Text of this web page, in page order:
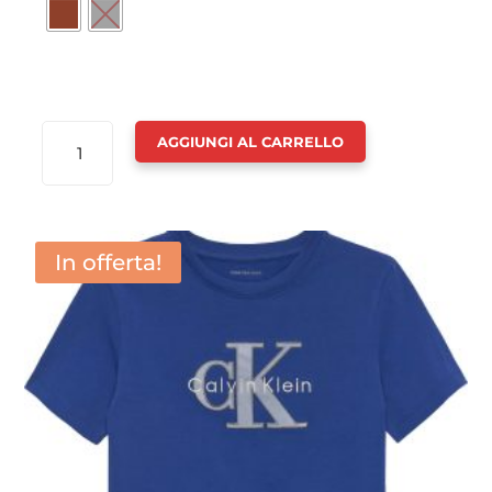
SPALLA
CALVIN
KLEIN
QUANTITÀ
AGGIUNGI AL CARRELLO
In offerta!